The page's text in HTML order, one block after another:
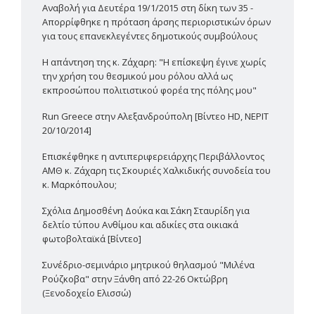
Αναβολή για Δευτέρα 19/1/2015 στη δίκη των 35 -
Απορρίφθηκε η πρόταση άρσης περιοριστικών όρων
για τους επανεκλεγέντες δημοτικούς συμβούλους
Η απάντηση της κ. Ζάχαρη: "Η επίσκεψη έγινε χωρίς
την χρήση του θεσμικού μου ρόλου αλλά ως
εκπροσώπου πολιτιστικού φορέα της πόλης μου"
Run Greece στην Αλεξανδρούπολη [Βίντεο HD, ΝΕΡΙΤ
20/10/2014]
Επισκέφθηκε η αντιπεριφερειάρχης Περιβάλλοντος
ΑΜΘ κ. Ζάχαρη τις Σκουριές Χαλκιδικής συνοδεία του
κ. Μαρκόπουλου;
Σχόλια Δημοσθένη Δούκα και Σάκη Σταυρίδη για
δελτίο τύπου Ανθίμου και αδικίες στα οικιακά
φωτοβολταϊκά [Βίντεο]
Συνέδριο-σεμινάριο μητρικού θηλασμού "Μιλένα
Ρούζκοβα" στην Ξάνθη από 22-26 Οκτώβρη
(Ξενοδοχείο Ελισσώ)